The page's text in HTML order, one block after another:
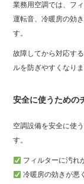
業務用空調では、フ
運転音、冷暖房の効
す。
故障してから対応す
ルを防ぎやすくなりま
安全に使うための
空調設備を安全に使
す。
フィルターに汚れ
冷暖房の効きが悪